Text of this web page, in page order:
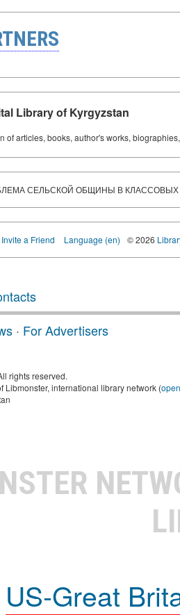
Library of Kyrgyzstan
of articles, books, author's works,
СЕЛЬСКОЙ ОБЩИНЫ В
Invite a Friend Language (en) © 2026
· For Advertisers
rights reserved.
Libmonster, international library network (
US-Great